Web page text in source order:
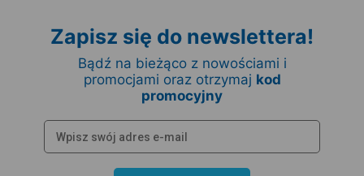
Zapisz się do newslettera!
Bądź na bieżąco z nowościami i
promocjami oraz otrzymaj kod
promocyjny